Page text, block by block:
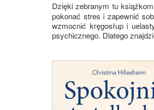
Dzięki zebranym tu książkom
pokonać stres i zapewnić
wzmocnić kręgosłup i
psychicznego. Dlatego